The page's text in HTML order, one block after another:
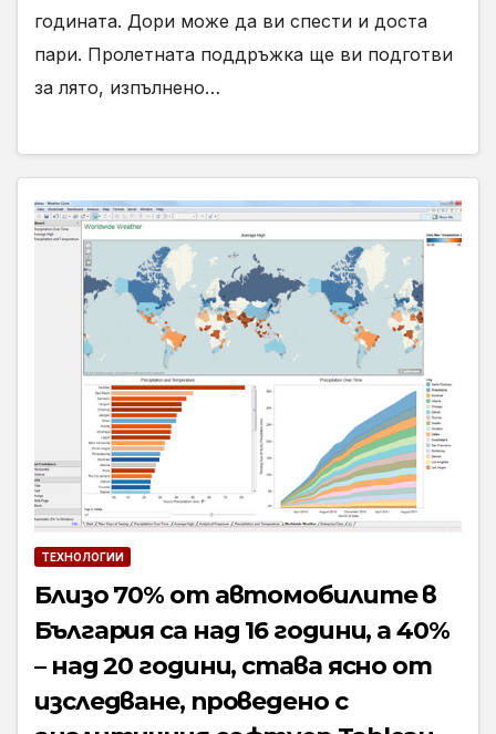
годината. Дори може да ви спести и доста
пари. Пролетната поддръжка ще ви подготви
за лято, изпълнено…
ТЕХНОЛОГИИ
Близо 70% от автомобилите в
България са над 16 години, а 40%
– над 20 години, става ясно от
изследване, проведено с